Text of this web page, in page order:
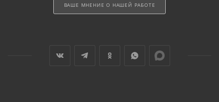
ВАШЕ МНЕНИЕ О НАШЕЙ РАБОТЕ